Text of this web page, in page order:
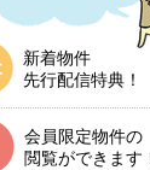
新着物件
先行配信特典！
会員限定物件の
閲覧ができます